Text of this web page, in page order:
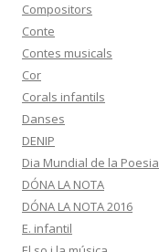
Compositors
Conte
Contes musicals
Cor
Corals infantils
Danses
DENIP
Dia Mundial de la Poesia
DÓNA LA NOTA
DÓNA LA NOTA 2016
E. infantil